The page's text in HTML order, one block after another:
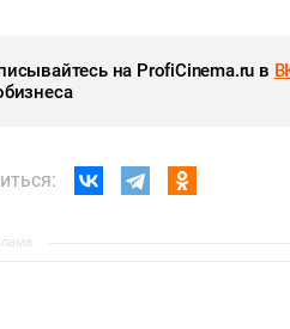
на ProfiCinema.ru в